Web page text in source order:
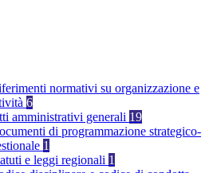
normativi su organizzazione e
6
amministrativi generali 19
di programmazione strategico-
1
e leggi regionali 1